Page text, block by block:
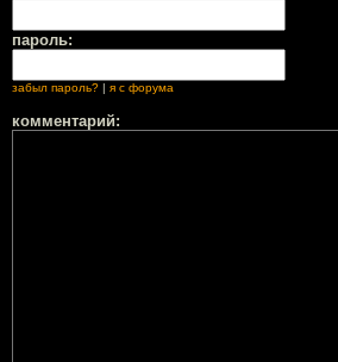
пароль:
забыл пароль? | я с форума
комментарий: